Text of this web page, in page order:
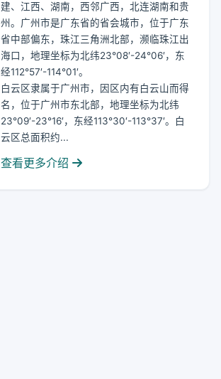
建、江西、湖南，西邻广西，北连湖南和贵
州。广州市是广东省的省会城市，位于广东
省中部偏东，珠江三角洲北部，濒临珠江出
海口，地理坐标为北纬23°08′-24°06′，东
经112°57′-114°01′。
白云区隶属于广州市，因区内有白云山而得
名，位于广州市东北部，地理坐标为北纬
23°09′-23°16′，东经113°30′-113°37′。白
云区总面积约...
查看更多介绍